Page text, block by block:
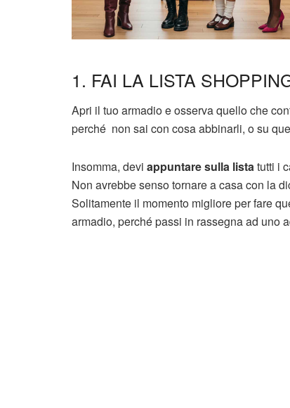
1. FAI LA LISTA
Apri il tuo armadio e osserva quello che
perché non sai con cosa abbinarli, o su
Insomma, devi appuntare sulla listatutti i
Non avrebbe senso tornare a casa con la
Solitamente il momento migliore per fare
armadio, perché passi in rassegna ad uno